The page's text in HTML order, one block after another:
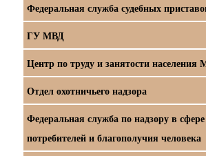
Федеральная служба судебных
ГУ МВД
Центр по труду и занятости населения
Отдел охотничьего надзора
Федеральная служба по надзору в
потребителей и благополучия человека